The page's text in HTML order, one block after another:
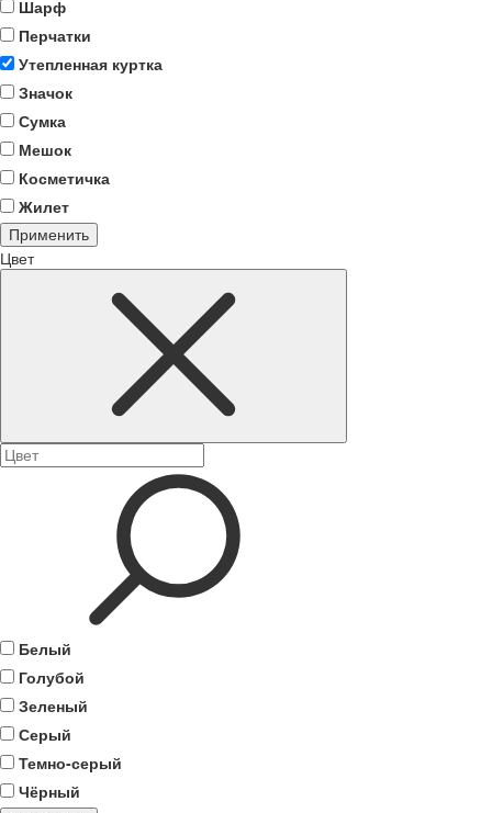
Шарф
Перчатки
Утепленная куртка
Значок
Сумка
Мешок
Косметичка
Жилет
Применить
Цвет
Белый
Голубой
Зеленый
Серый
Темно-серый
Чёрный